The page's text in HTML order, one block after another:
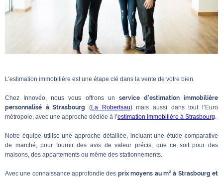
L’estimation immobilière est une étape clé dans la vente de votre bien.
Chez Innovéo, nous vous offrons un service d'estimation immobilière
personnalisé à Strasbourg (La Robertsau) mais aussi dans tout l’Euro
métropole, avec une approche dédiée à l’estimation immobilière à Strasbourg.
Notre équipe utilise une approche détaillée, incluant une étude comparative
de marché, pour fournir des avis de valeur précis, que ce soit pour des
maisons, des appartements ou même des stationnements.
Avec une connaissance approfondie des prix moyens au m² à Strasbourg et